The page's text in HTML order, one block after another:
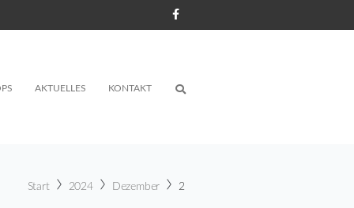
AKTUELLES KONTAKT
Start 2024 Dezember 2